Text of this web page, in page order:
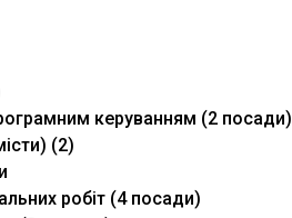
керуванням (2 посади)
(2)
робіт (4 посади)